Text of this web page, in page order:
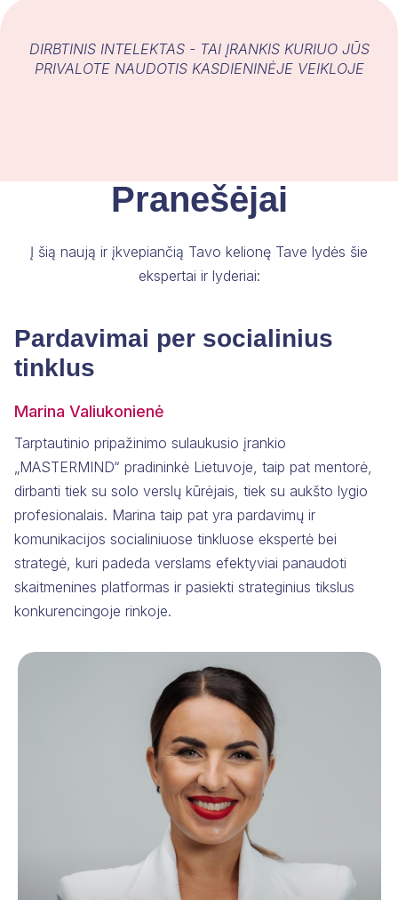
DIRBTINIS INTELEKTAS - TAI ĮRANKIS KURIUO JŪS
PRIVALOTE NAUDOTIS KASDIENINĖJE VEIKLOJE
Pranešėjai
Į šią naują ir įkvepiančią Tavo kelionę Tave lydės šie
ekspertai ir lyderiai:
Pardavimai per socialinius
tinklus
​Marina Valiukonienė
Tarptautinio pripažinimo sulaukusio įrankio
„MASTERMIND“ pradininkė Lietuvoje, taip pat mentorė,
dirbanti tiek su solo verslų kūrėjais, tiek su aukšto lygio
profesionalais. Marina taip pat yra pardavimų ir
komunikacijos socialiniuose tinkluose ekspertė bei
strategė, kuri padeda verslams efektyviai panaudoti
skaitmenines platformas ir pasiekti strateginius tikslus
konkurencingoje rinkoje.